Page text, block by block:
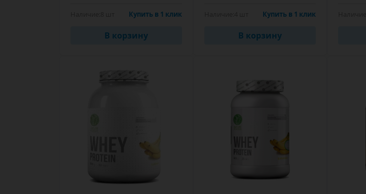
Купить в 1 клик
В корзину
Купить в 1 клик
В корзину